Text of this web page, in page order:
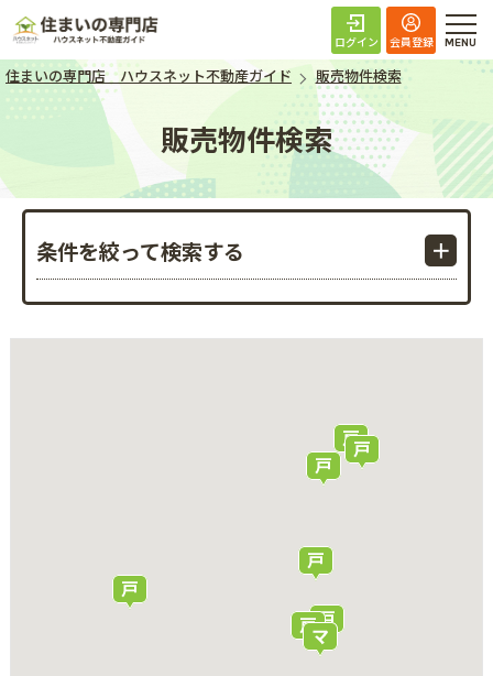
住まいの専門店 ハ
ログイン 会員登録
住まいの専門店 ハウスネット不動産ガイド 販売物件検索
販売物件検索
条件を絞って検索する